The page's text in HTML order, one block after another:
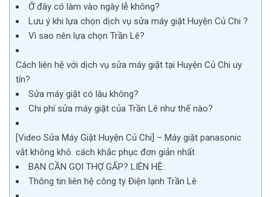
Ở đây có làm vào ngày lễ không?
Lưu ý khi lựa chọn dịch vụ sửa máy giặt Huyện Củ Chi ?
Vì sao nên lựa chọn Trần Lê?
Cách liên hệ với dịch vụ sửa máy giặt tại Huyện Củ Chi uy
tín?
Sửa máy giặt có lâu không?
Chi phí sửa máy giặt của Trần Lê như thế nào?
[Video Sửa Máy Giặt Huyện Củ Chi] – Máy giặt panasonic
vắt không khô. cách khắc phục đơn giản nhất
BẠN CẦN GỌI THỢ GẤP? LIÊN HỆ:
Thông tin liên hệ công ty Điện lạnh Trần Lê